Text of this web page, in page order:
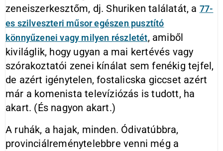
zeneiszerkesztőm, dj. Shuriken találatát, a 77-
es szilveszteri műsor egészen pusztító
könnyűzenei vagy milyen részletét, amiből
kiviláglik, hogy ugyan a mai kertévés vagy
szórakoztatói zenei kínálat sem fenékig tejfel,
de azért igénytelen, fostalicska giccset azért
már a komenista televíziózás is tudott, ha
akart. (És nagyon akart.)
A ruhák, a hajak, minden. Ódivatúbbra,
provinciálreménytelebbre venni még a